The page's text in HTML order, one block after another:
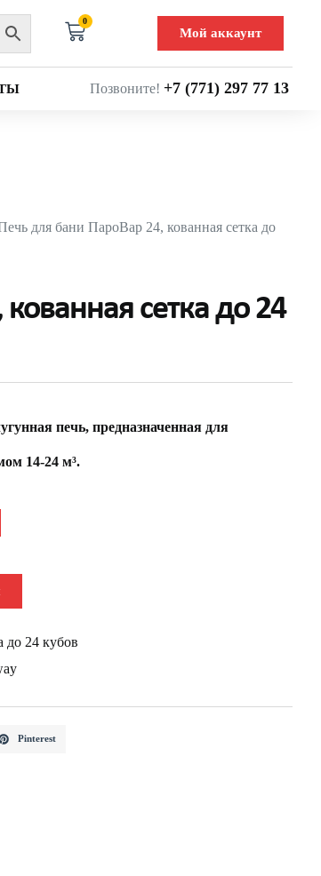
0
Мой аккаунт
Позвоните! +7 (771) 297 77 13
для бани ПароВар 24, кованная сетка до
сетка до 24
печь, предназначенная для
14-24 м³.
до 24 кубов
Pinterest